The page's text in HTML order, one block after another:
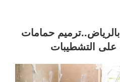
حمامات